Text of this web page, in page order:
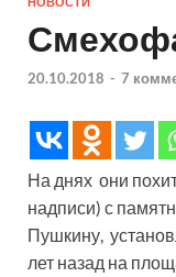
20.10.2018 - 7
На днях они
надписи) с
Пушкину,
лет назад на